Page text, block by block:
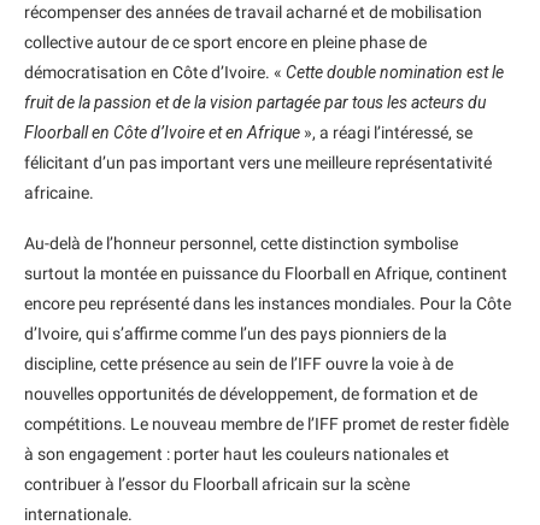
récompenser des années de travail acharné et de mobilisation
collective autour de ce sport encore en pleine phase de
démocratisation en Côte d’Ivoire. « Cette double nomination est le
fruit de la passion et de la vision partagée par tous les acteurs du
Floorball en Côte d’Ivoire et en Afrique », a réagi l’intéressé, se
félicitant d’un pas important vers une meilleure représentativité
africaine.
Au-delà de l’honneur personnel, cette distinction symbolise
surtout la montée en puissance du Floorball en Afrique, continent
encore peu représenté dans les instances mondiales. Pour la Côte
d’Ivoire, qui s’affirme comme l’un des pays pionniers de la
discipline, cette présence au sein de l’IFF ouvre la voie à de
nouvelles opportunités de développement, de formation et de
compétitions. Le nouveau membre de l’IFF promet de rester fidèle
à son engagement : porter haut les couleurs nationales et
contribuer à l’essor du Floorball africain sur la scène
internationale.